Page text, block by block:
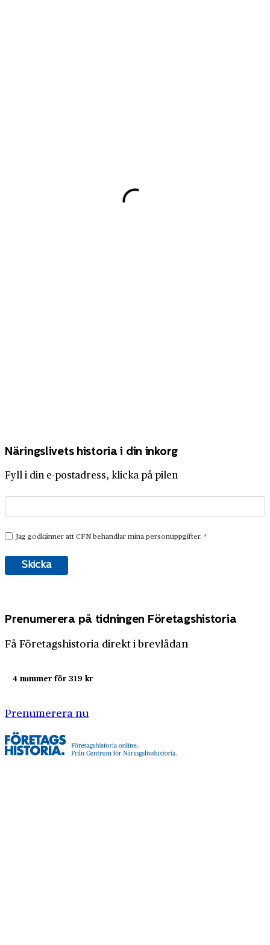
Näringslivets historia i din inkorg
Fyll i din e-postadress, klicka på pilen
Prenumerera på tidningen Företagshistoria
Få Företagshistoria direkt i brevlådan
4 nummer för 319 kr
Prenumerera nu